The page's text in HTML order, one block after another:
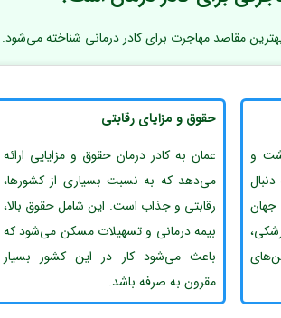
مقاصد مهاجرت برای کادر درمانی شناخته می‌شود.
و
حقوق و مزایای رقابتی
عمان به کادر درمان حقوق و مزایایی ارائه
می‌دهد که به نسبت بسیاری از کشورها،
رقابتی و جذاب است. این شامل حقوق بالا،
بیمه درمانی و تسهیلات مسکن می‌شود که
باعث می‌شود کار در این کشور بسیار
مقرون به صرفه باشد.